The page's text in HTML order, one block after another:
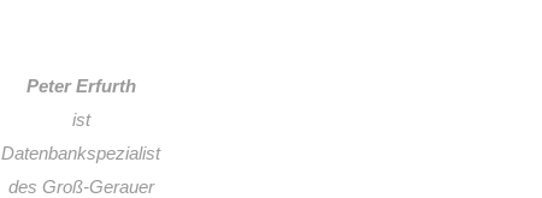
Peter Erfurth
ist
Datenbankspezialist
des Groß-Gerauer